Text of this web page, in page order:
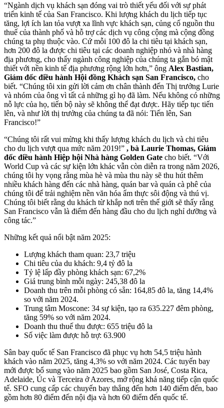
“Ngành dịch vụ khách sạn đóng vai trò thiết yếu đối với sự phát
triển kinh tế của San Francisco. Khi lượng khách du lịch tiếp tục
tăng, lợi ích lan tỏa vượt xa lĩnh vực khách sạn, củng cố nguồn thu
thuế của thành phố và hỗ trợ các dịch vụ công cộng mà cộng đồng
chúng ta phụ thuộc vào. Cứ mỗi 100 đô la chi tiêu tại khách sạn,
hơn 200 đô la được chi tiêu tại các doanh nghiệp nhỏ và nhà hàng
địa phương, cho thấy ngành công nghiệp của chúng ta gắn bó mật
thiết với nền kinh tế địa phương rộng lớn hơn,” ông Alex Bastian,
Giám đốc điều hành Hội đồng Khách sạn San Francisco, cho
biết. “Chúng tôi xin gửi lời cảm ơn chân thành đến Thị trưởng Lurie
và nhóm của ông vì tất cả những gì họ đã làm. Nếu không có những
nỗ lực của họ, tiến bộ này sẽ không thể đạt được. Hãy tiếp tục tiến
lên, và như lời thị trưởng của chúng ta đã nói: Tiến lên, San
Francisco!”
“Chúng tôi rất vui mừng khi thấy lượng khách du lịch và chi tiêu
cho du lịch vượt qua mức năm 2019!” , bà Laurie Thomas, Giám
đốc điều hành Hiệp hội Nhà hàng Golden Gate cho biết. “Với
World Cup và các sự kiện lớn khác vẫn còn diễn ra trong năm 2026,
chúng tôi hy vọng rằng mùa hè và mùa thu này sẽ thu hút thêm
nhiều khách hàng đến các nhà hàng, quán bar và quán cà phê của
chúng tôi để trải nghiệm nền văn hóa ẩm thực sôi động và thú vị.
Chúng tôi biết rằng du khách từ khắp nơi trên thế giới sẽ thấy rằng
San Francisco vẫn là điểm đến hàng đầu cho du lịch nghỉ dưỡng và
công tác.”
Những kết quả nổi bật năm 2025:
Lượng khách tham quan: 23,7 triệu
Chi tiêu của du khách: 9,4 tỷ đô la
Tỷ lệ lấp đầy phòng khách sạn: 67,2%
Giá trung bình mỗi ngày: 245,38 đô la
Doanh thu trên mỗi phòng có sẵn: 164,85 đô la, tăng 14,4%
so với năm 2024.
Trung tâm Moscone: 34 sự kiện, tạo ra 635.227 đêm phòng,
tăng 59% so với năm 2024.
Doanh thu thuế thu được: 655 triệu đô la
Số việc làm được hỗ trợ: 63.900
Sân bay quốc tế San Francisco đã phục vụ hơn 54,5 triệu hành
khách vào năm 2025, tăng 4,3% so với năm 2024. Các tuyến bay
mới được bổ sung vào năm 2025 bao gồm San José, Costa Rica,
Adelaide, Úc và Terceira ở Azores, mở rộng khả năng tiếp cận quốc
tế. SFO cung cấp các chuyến bay thẳng đến hơn 140 điểm đến, bao
gồm hơn 80 điểm đến nội địa và hơn 60 điểm đến quốc tế.